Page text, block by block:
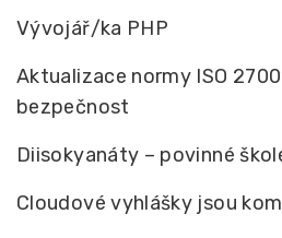
Vývojář/ka PHP
Aktualizace normy ISO
bezpečnost
Diisokyanáty – povinné
Cloudové vyhlášky jsou